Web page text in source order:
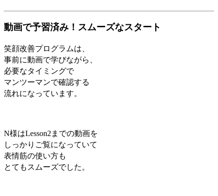
動画で予習済み！スムーズなスタート
笑顔改善プログラムは、
事前に動画で学びながら、
必要なタイミングで
マンツーマンで確認する
流れになっています。
N様はLesson2までの動画を
しっかりご覧になっていて
表情筋の使い方も
とてもスムーズでした。